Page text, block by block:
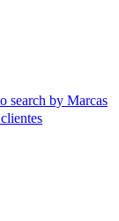
search by Marcas